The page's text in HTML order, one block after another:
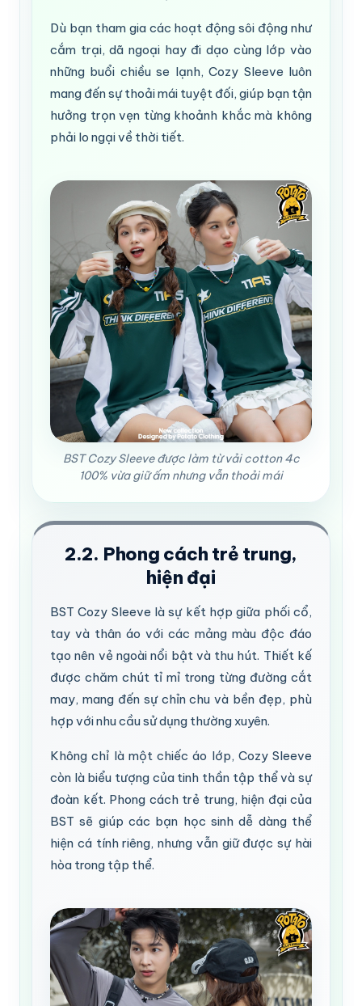
Dù bạn tham gia các hoạt động sôi động như
cắm trại, dã ngoại hay đi dạo cùng lớp vào
những buổi chiều se lạnh, Cozy Sleeve luôn
mang đến sự thoải mái tuyệt đối, giúp bạn tận
hưởng trọn vẹn từng khoảnh khắc mà không
phải lo ngại về thời tiết.
BST Cozy Sleeve được làm từ vải cotton 4c
100% vừa giữ ấm nhưng vẫn thoải mái
2.2. Phong cách trẻ trung,
hiện đại
BST Cozy Sleeve là sự kết hợp giữa phối cổ,
tay và thân áo với các mảng màu độc đáo
tạo nên vẻ ngoài nổi bật và thu hút. Thiết kế
được chăm chút tỉ mỉ trong từng đường cắt
may, mang đến sự chỉn chu và bền đẹp, phù
hợp với nhu cầu sử dụng thường xuyên.
Không chỉ là một chiếc áo lớp, Cozy Sleeve
còn là biểu tượng của tinh thần tập thể và sự
đoàn kết. Phong cách trẻ trung, hiện đại của
BST sẽ giúp các bạn học sinh dễ dàng thể
hiện cá tính riêng, nhưng vẫn giữ được sự hài
hòa trong tập thể.